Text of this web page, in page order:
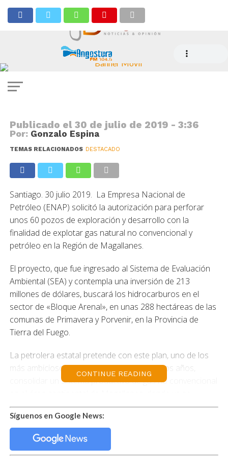
ENAP busca perforar 60 pozos en
natural y petróleo
Publicado el 30 de julio de 2019 - 3:36
Por: Gonzalo Espina
TEMAS RELACIONADOS DESTACADO
Santiago. 30 julio 2019. La Empresa Nacional de
Petróleo (ENAP) solicitó la autorización para perforar
unos 60 pozos de exploración y desarrollo con la
finalidad de explotar gas natural no convencional y
petróleo en la Región de Magallanes.
El proyecto, que fue ingresado al Sistema de Evaluación
Ambiental (SEA) y contempla una inversión de 213
millones de dólares, buscará los hidrocarburos en el
sector de «Bloque Arenal», en unas 288 hectáreas de las
comunas de Primavera y Porvenir, en la Provincia de
Tierra del Fuego.
La petrolera estatal pretende con este plan, uno de los
más ambiciosos de la empresa en los últimos años,
consolidar un sistema productivo de gas no convencional
producen diariamente dos millones de metros cúbicos de
gas en 131 pozos, consignó La Segunda.
Para los 60 pozos que proyecta ENAP se utilizará la
modalidad de «multipozo», que consiste en la fractura de
CONTINUE READING
Síguenos en Google News: